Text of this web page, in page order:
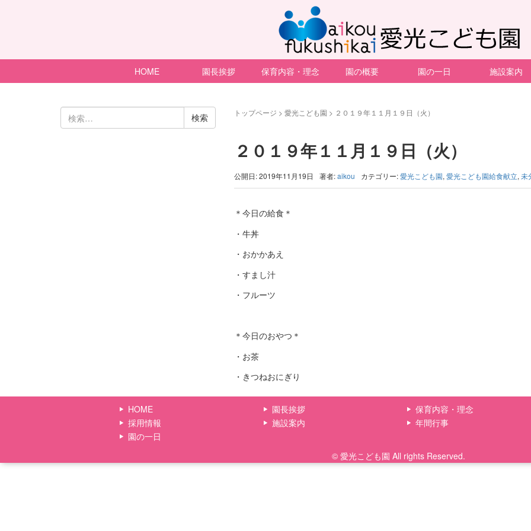
HOME 園長挨拶 保育内容・理念 園の概要 園の一日 施設案内
トップページ > 愛光こども園 > ２０１９年１１月１９日（火）
２０１９年１１月１９日（火）
公開日: 2019年11月19日 著者:aikou カテゴリー:愛光こども園, 愛光こども園給食献立, 未
＊今日の給食＊
・牛丼
・おかかあえ
・すまし汁
・フルーツ
＊今日のおやつ＊
・お茶
・きつねおにぎり
検
索:
HOME
採用情報
園の一日
園長挨拶
施設案内
保育内容・理念
年間行事
© 愛光こども園 All rights Reserved.